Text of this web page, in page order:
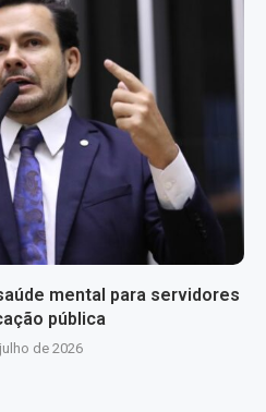
mental para servidores
pública
de 2026